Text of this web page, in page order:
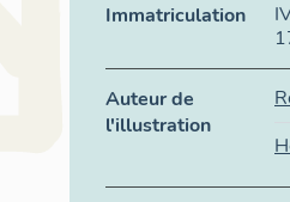
Immatriculation
Auteur de
l'illustration